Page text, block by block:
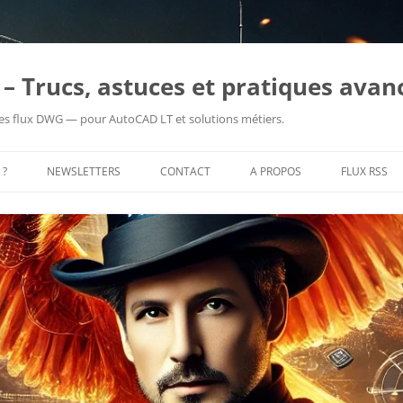
Trucs, astuces et pratiques
flux DWG — pour AutoCAD LT et solutions métiers.
NEWSLETTERS CONTACT A PROPOS FLUX RSS